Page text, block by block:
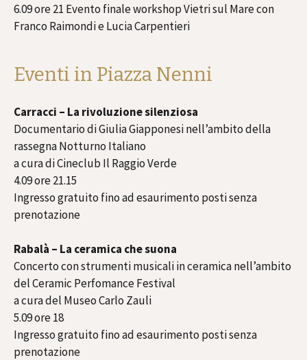
6.09 ore 21 Evento finale workshop Vietri sul Mare con
Franco Raimondi e Lucia Carpentieri
Eventi in Piazza Nenni
Carracci – La rivoluzione silenziosa
Documentario di Giulia Giapponesi nell’ambito della
rassegna Notturno Italiano
a cura di Cineclub Il Raggio Verde
4.09 ore 21.15
Ingresso gratuito fino ad esaurimento posti senza
prenotazione
Rabalà – La ceramica che suona
Concerto con strumenti musicali in ceramica nell’ambito
del Ceramic Perfomance Festival
a cura del Museo Carlo Zauli
5.09 ore 18
Ingresso gratuito fino ad esaurimento posti senza
prenotazione